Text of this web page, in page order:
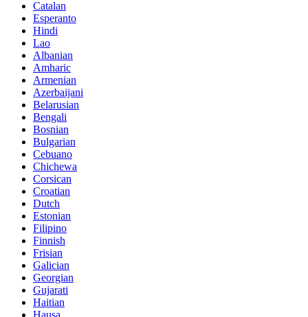
Catalan
Esperanto
Hindi
Lao
Albanian
Amharic
Armenian
Azerbaijani
Belarusian
Bengali
Bosnian
Bulgarian
Cebuano
Chichewa
Corsican
Croatian
Dutch
Estonian
Filipino
Finnish
Frisian
Galician
Georgian
Gujarati
Haitian
Hausa